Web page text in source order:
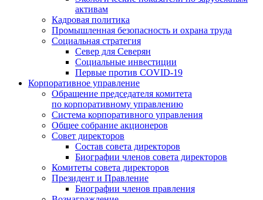
активам
Кадровая политика
Промышленная безопасность и охрана труда
Социальная стратегия
Север для Северян
Социальные инвестиции
Первые против COVID‑19
Корпоративное управление
Обращение председателя комитета
по корпоративному управлению
Система корпоративного управления
Общее собрание акционеров
Совет директоров
Состав совета директоров
Биографии членов совета директоров
Комитеты совета директоров
Президент и Правление
Биографии членов правления